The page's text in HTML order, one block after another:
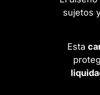
sujetos
Esta